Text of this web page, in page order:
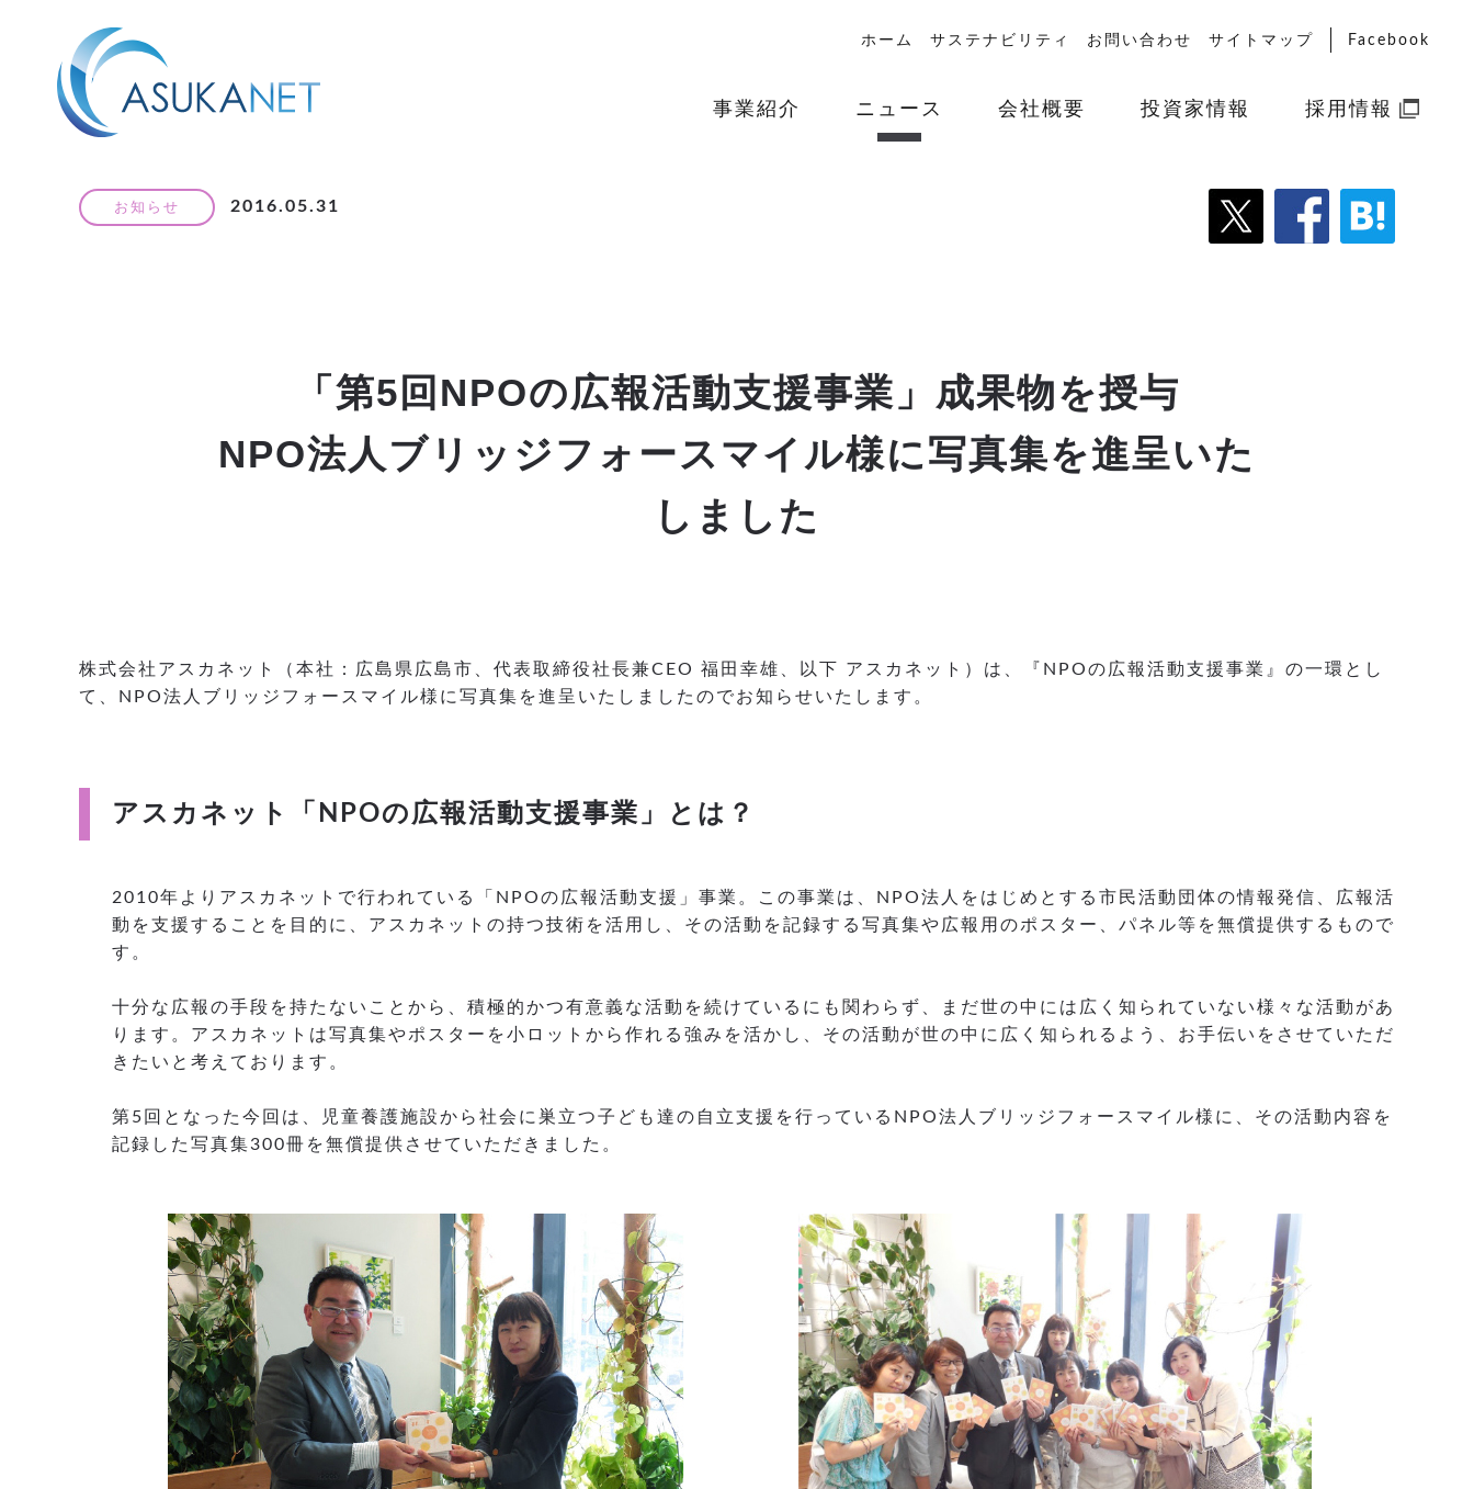
ホーム サステナビリティ お問い合わせ サイトマップ Facebook
事業紹介 ニュース 会社概要 投資家情報 採用情報
お知らせ 2016.05.31
「第5回NPOの広報活動支援事業」成果物を授与
NPO法人ブリッジフォースマイル様に写真集を進呈いた
しました
株式会社アスカネット（本社：広島県広島市、代表取締役社長兼CEO 福田幸雄、以下 アスカネット）は、『NPOの広報活動支援事業』の一環とし
て、NPO法人ブリッジフォースマイル様に写真集を進呈いたしましたのでお知らせいたします。
アスカネット「NPOの広報活動支援事業」とは？
2010年よりアスカネットで行われている「NPOの広報活動支援」事業。この事業は、NPO法人をはじめとする市民活動団体の情報発信、広報活
動を支援することを目的に、アスカネットの持つ技術を活用し、その活動を記録する写真集や広報用のポスター、パネル等を無償提供するもので
す。
十分な広報の手段を持たないことから、積極的かつ有意義な活動を続けているにも関わらず、まだ世の中には広く知られていない様々な活動があ
ります。アスカネットは写真集やポスターを小ロットから作れる強みを活かし、その活動が世の中に広く知られるよう、お手伝いをさせていただ
きたいと考えております。
第5回となった今回は、児童養護施設から社会に巣立つ子ども達の自立支援を行っているNPO法人ブリッジフォースマイル様に、その活動内容を
記録した写真集300冊を無償提供させていただきました。